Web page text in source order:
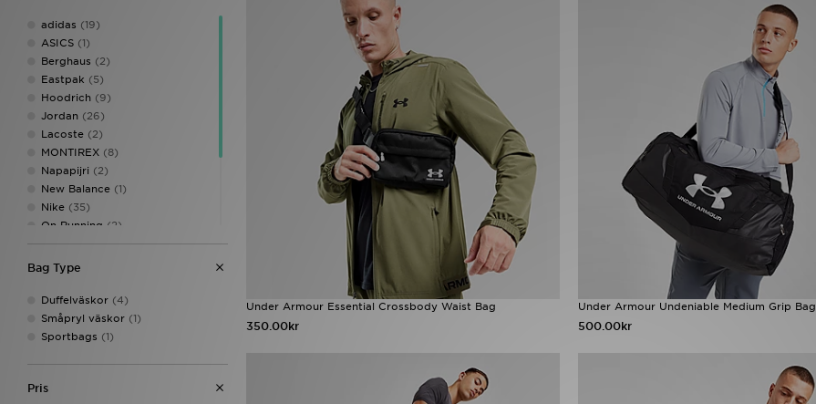
adidas (19)
ASICS (1)
Berghaus (2)
Eastpak (5)
Hoodrich (9)
Jordan (26)
Lacoste (2)
MONTIREX (8)
Napapijri (2)
New Balance (1)
Nike (35)
On Running (2)
Reprimo(3)
The North Face
Under Armour(5)
Valentino(7)
Bag Type
Duffelväskor (4)
Småpryl väskor (1)
Sportbags (1)
Pris
Under Armour Essential Crossbody Waist Bag
350.00kr
Under Armour Undeniable Medium Grip Bag
500.00kr